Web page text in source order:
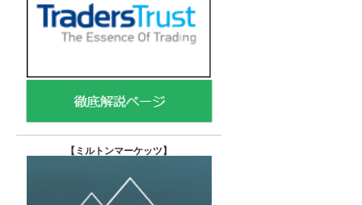
【 ミルトンマーケッツ】